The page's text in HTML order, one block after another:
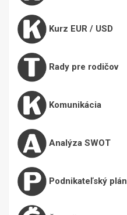
Kurz EUR / USD
Rady pre rodičov
Komunikácia
Analýza SWOT
Podnikateľský plán